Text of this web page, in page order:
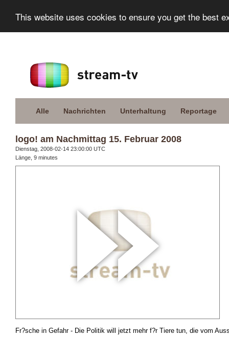
This website uses cookies to ensure you get the best
Alle Nachrichten Unterhaltung Reportage
logo! am Nachmittag 15. Februar 2008
Dienstag, 2008-02-14 23:00:00 UTC
Länge, 9 minutes
Fr?sche in Gefahr - Die Politik will jetzt mehr f?r Tiere tun, die vom